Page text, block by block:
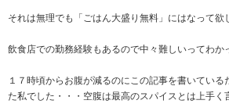
それは無理でも「ごはん大盛り無料」にはなって欲
飲食店での勤務経験もあるので中々難しいってわか
１７時頃からお腹が減るのにこの記事を書いている
た私でした・・・空腹は最高のスパイスとは上手く